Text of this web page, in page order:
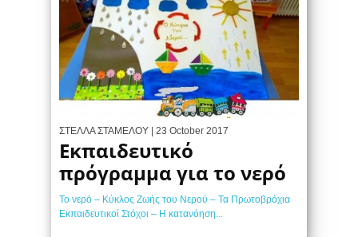
ΣΤΕΛΛΑ ΣΤΑΜΕΛΟΥ | 23 October 2017
Εκπαιδευτικό
πρόγραμμα για το νερό
Το νερό – Κύκλος Ζωής του Νερού – Τα Πρωτοβρόχια
Εκπαιδευτικοί Στόχοι – Η κατανόηση...